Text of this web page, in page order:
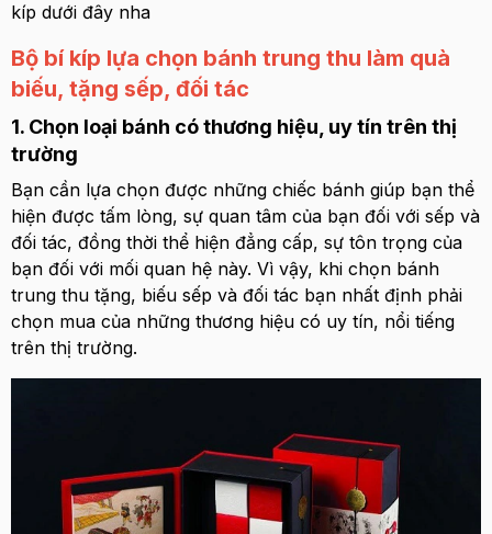
kíp dưới đây nha
Bộ bí kíp lựa chọn bánh trung thu làm quà
biếu, tặng sếp, đối tác
1. Chọn loại bánh có thương hiệu, uy tín trên thị
trường
Bạn cần lựa chọn được những chiếc bánh giúp bạn thể
hiện được tấm lòng, sự quan tâm của bạn đối với sếp và
đối tác, đồng thời thể hiện đẳng cấp, sự tôn trọng của
bạn đối với mối quan hệ này. Vì vậy, khi chọn bánh
trung thu tặng, biếu sếp và đối tác bạn nhất định phải
chọn mua của những thương hiệu có uy tín, nổi tiếng
trên thị trường.